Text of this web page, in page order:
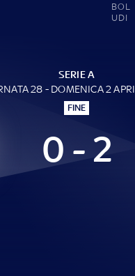
BOL
UDI
SERIE A
28 - DOMENICA 2
FINE
0 - 2